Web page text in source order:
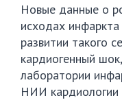
Новые данные о
исходах
развитии такого
кардиогенный
лаборатории
НИИ